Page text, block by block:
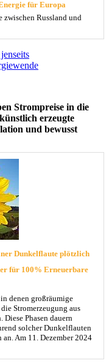
für Europa
zwischen Russland und
Strompreise in die
erzeugte
und bewusst
Dunkelflaute plötzlich
für 100% Erneuerbare
denen großräumige
Stromerzeugung aus
Phasen dauern
solcher Dunkelflauten
Am 11. Dezember 2024